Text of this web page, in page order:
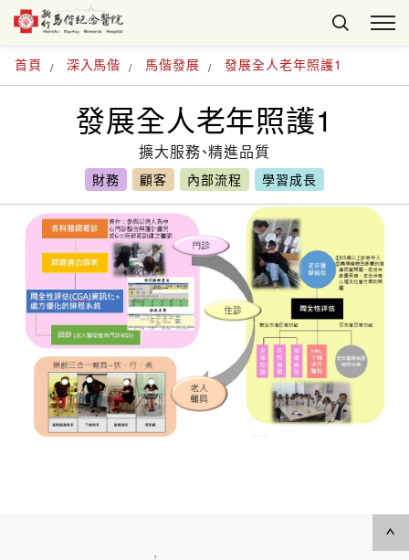
首頁 深入馬偕 馬偕發展 發展全人老年照護1
發展全人老年照護1
擴大服務、精進品質
財務 顧客 內部流程 學習成長